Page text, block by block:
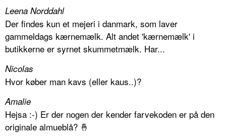
Leena Norddahl
Der findes kun et mejeri i danmark, som laver
gammeldags kærnemælk. Alt andet 'kærnemælk' i
butikkerne er syrnet skummetmælk. Har...
Nicolas
Hvor køber man kavs (eller kaus..)?
Amalie
Hejsa :-) Er der nogen der kender farvekoden er på den
originale almueblå? 🤞